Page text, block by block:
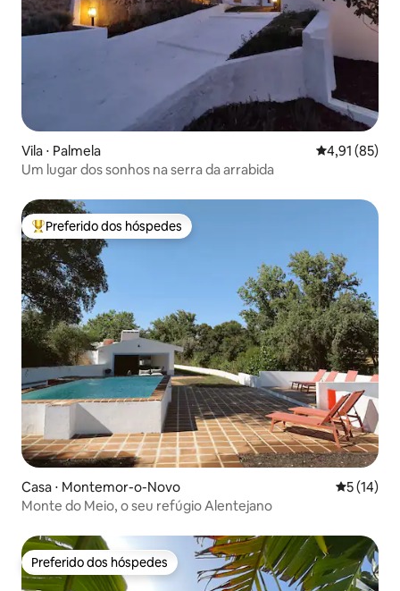
Vila ⋅ Palmela 4,91 de uma
4,91 (85)
Um lugar dos sonhos na serra da arrabida
Entre os melhores preferidos dos hóspedes
Preferido dos hóspedes
Casa ⋅ Montemor-o-Novo 5 de uma
5 (14)
Monte do Meio, o seu refúgio Alentejano
Preferido dos hóspedes
Preferido dos hóspedes